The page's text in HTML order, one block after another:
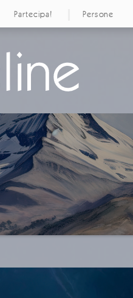
Partecipa! Persone